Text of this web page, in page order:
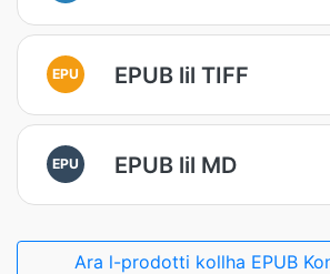
EPU EPUB lil TIFF
EPU EPUB lil MD
Ara l-prodotti kollha EPUB